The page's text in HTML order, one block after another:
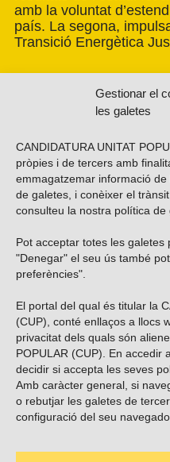
Gestionar el
les galetes
CANDIDATURA UNITAT
pròpies i de tercers amb
emmagatzemar informació
de galetes, i conèixer el
consulteu la nostra política de
Pot acceptar totes les galetes
"Denegar" el seu ús també
preferències".
El portal del qual és titular la
(CUP), conté enllaços a llocs
privacitat dels quals són
POPULAR (CUP). En accedir
decidir si accepta les seves
Amb caràcter general, si
o rebutjar les galetes de
configuració del seu
amb la voluntat
país. La segona,
Transició Energètica
Vols
Troba’ns a